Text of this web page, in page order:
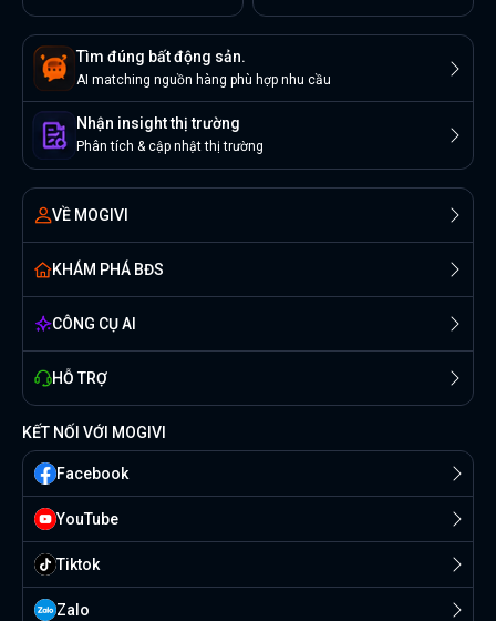
Tìm đúng bất động sản.
AI matching nguồn hàng phù hợp nhu cầu
Nhận insight thị trường
Phân tích & cập nhật thị trường
VỀ MOGIVI
KHÁM PHÁ BĐS
CÔNG CỤ AI
HỖ TRỢ
KẾT NỐI VỚI MOGIVI
Facebook
YouTube
Tiktok
Zalo